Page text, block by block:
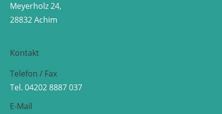
Meyerholz 24,
28832 Achim
Kontakt
Telefon / Fax
Tel. 04202 8887 037
E-Mail